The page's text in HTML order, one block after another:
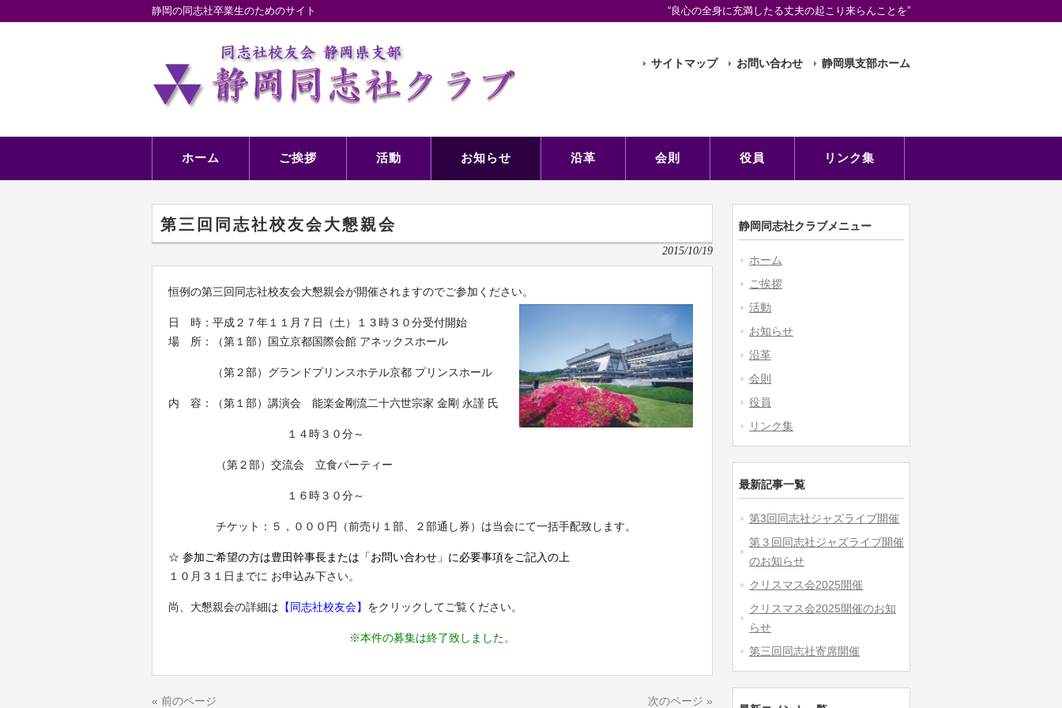
静岡の同志社卒業生のためのサイト “良心の全身に充満したる丈夫の起こり来らんことを”
サイトマップ お問い合わせ 静岡県支部ホーム
ホーム ご挨拶 活動 お知らせ 沿革 会則 役員 リンク集
第三回同志社校友会大懇親会
2015/10/19
恒例の第三回同志社校友会大懇親会が開催されますのでご参加ください。
日 時：平成２７年１１月７日（土）１３時３０分受付開始
場 所：（第１部）国立京都国際会館 アネックスホール
（第２部）グランドプリンスホテル京都 プリンスホール
内 容：（第１部）講演会 能楽金剛流二十六世宗家 金剛 永謹 氏
１４時３０分～
（第２部）交流会 立食パーティー
１６時３０分～
チケット：５，０００円（前売り１部、２部通し券）は当会にて一括手配致します。
☆ 参加ご希望の方は豊田幹事長または 「お問い合わせ」 に必要事項をご記入の上
１０月３１日までに お申込み下さい。
尚、大懇親会の詳細は 【同志社校友会】 をクリックしてご覧ください。
※本件の募集は終了致しました。
« 前のページ 次のページ »
静岡同志社クラブメニュー
ホーム
ご挨拶
活動
お知らせ
沿革
会則
役員
リンク集
最新記事一覧
第3回同志社ジャズライブ開催
第３回同志社ジャズライブ開催
のお知らせ
クリスマス会2025開催
クリスマス会2025開催のお知
らせ
第三回同志社寄席開催